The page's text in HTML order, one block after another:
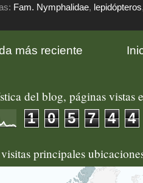
Fam. Nymphalidae, lepidópteros
más reciente
del blog, páginas vistas
1 0 5 7 4 4
principales